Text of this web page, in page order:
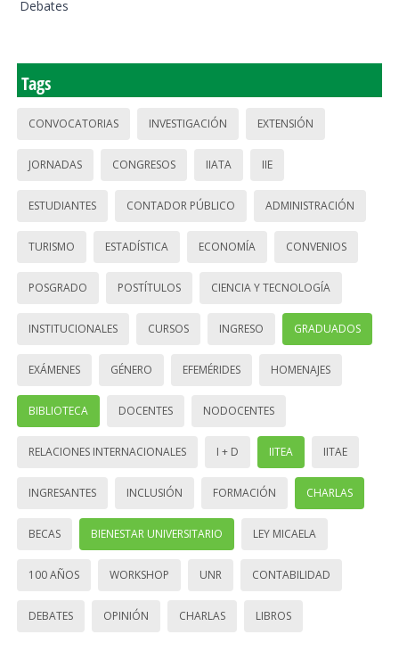
Debates
Tags
CONVOCATORIAS INVESTIGACIÓN EXTENSIÓN
JORNADAS CONGRESOS IIATA IIE
ESTUDIANTES CONTADOR PÚBLICO ADMINISTRACIÓN
TURISMO ESTADÍSTICA ECONOMÍA CONVENIOS
POSGRADO POSTÍTULOS CIENCIA Y TECNOLOGÍA
INSTITUCIONALES CURSOS INGRESO GRADUADOS
EXÁMENES GÉNERO EFEMÉRIDES HOMENAJES
BIBLIOTECA DOCENTES NODOCENTES
RELACIONES INTERNACIONALES I + D IITEA IITAE
INGRESANTES INCLUSIÓN FORMACIÓN CHARLAS
BECAS BIENESTAR UNIVERSITARIO LEY MICAELA
100 AÑOS WORKSHOP UNR CONTABILIDAD
DEBATES OPINIÓN CHARLAS LIBROS